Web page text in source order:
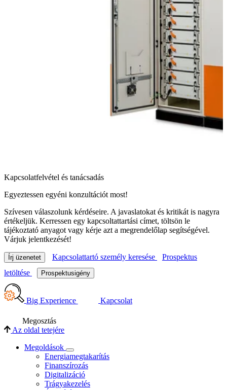
Kapcsolatfelvétel és tanácsadás
Egyeztessen egyéni konzultációt most!
Szívesen válaszolunk kérdéseire. A javaslatokat és kritikát is nagyra
értékeljük. Kerressen egy kapcsoltattartási címet, töltsön le
tájékoztató anyagot vagy kérje azt a megrendelőlap segítségével.
Várjuk jelentkezését!
Írj üzenetet Kapcsolattartó személy keresése
Prospektus
letöltése
Prospektusigény
Big Experience Kapcsolat
Megosztás
Az oldal tetejére
Megoldások
Energiamegtakarítás
Finanszírozás
Digitalizáció
Trágyakezelés